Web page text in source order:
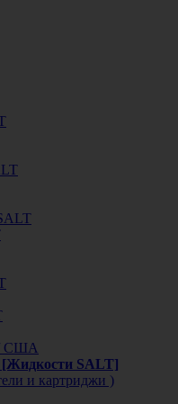
/ США
[Жидкости SALT]
и картриджи )